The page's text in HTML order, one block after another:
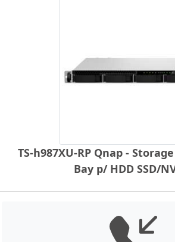
TS-h987XU-RP Qnap -
Bay p/ HDD SSD/